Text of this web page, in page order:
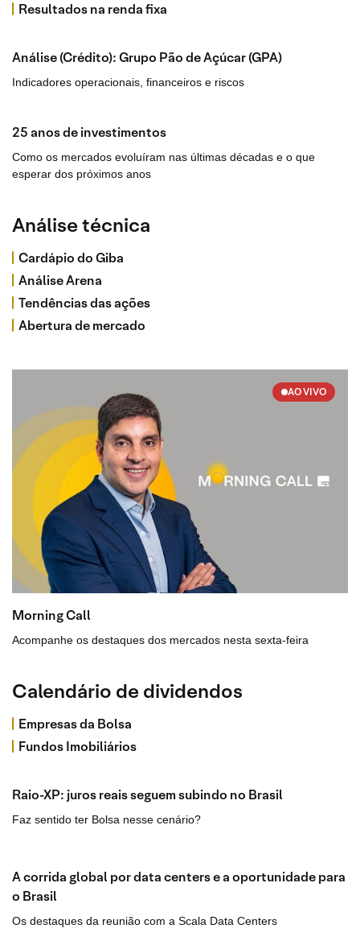
Resultados na renda fixa
Análise (Crédito): Grupo Pão de Açúcar (GPA)
Indicadores operacionais, financeiros e riscos
25 anos de investimentos
Como os mercados evoluíram nas últimas décadas e o que
esperar dos próximos anos
Análise técnica
Cardápio do Giba
Análise Arena
Tendências das ações
Abertura de mercado
AO VIVO
Morning Call
Acompanhe os destaques dos mercados nesta sexta-feira
Calendário de dividendos
Empresas da Bolsa
Fundos Imobiliários
Raio-XP: juros reais seguem subindo no Brasil
Faz sentido ter Bolsa nesse cenário?
A corrida global por data centers e a oportunidade para
o Brasil
Os destaques da reunião com a Scala Data Centers